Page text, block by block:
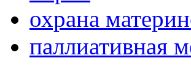
охрана
паллиативная